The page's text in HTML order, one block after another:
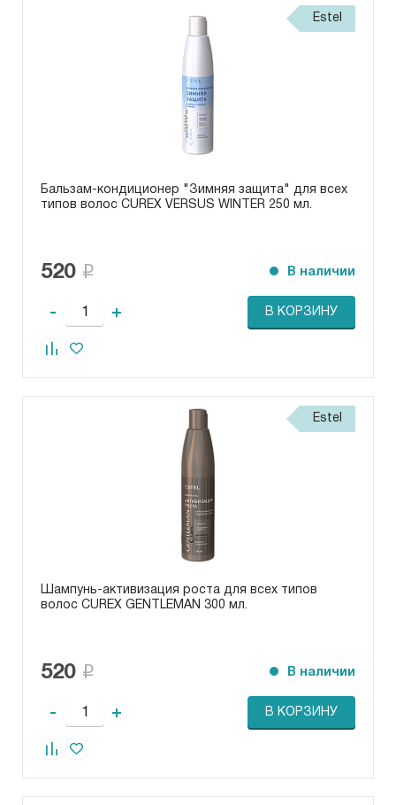
Estel
Бальзам-кондиционер "Зимняя защита" для всех
типов волос CUREX VERSUS WINTER 250 мл.
520 В наличии
- + В КОРЗИНУ
Estel
Шампунь-активизация роста для всех типов
волос CUREX GENTLEMAN 300 мл.
520 В наличии
- + В КОРЗИНУ